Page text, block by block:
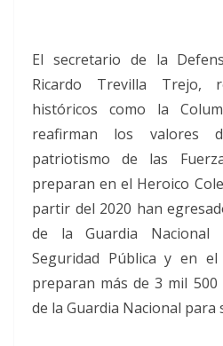
El secretario de la
Ricardo Trevilla Trejo,
históricos como la
reafirman los valores
patriotismo de las
preparan en el Heroico
partir del 2020 han
de la Guardia Nacional
Seguridad Pública y en
preparan más de 3 mil 500
de la Guardia Nacional